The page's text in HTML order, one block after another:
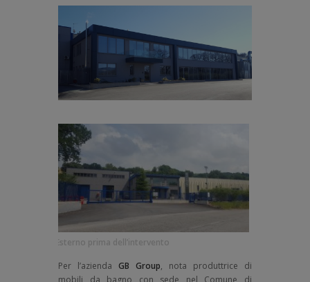
Esterno prima dell’intervento
Per l’azienda GB Group, nota produttrice di
mobili da bagno con sede nel Comune di